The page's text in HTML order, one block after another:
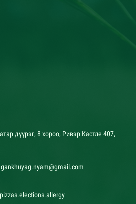
дүүрэг, 8 хороо, Ривэр Кастле 407,